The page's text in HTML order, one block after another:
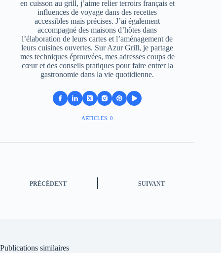
en cuisson au grill, j’aime relier terroirs français et
influences de voyage dans des recettes
accessibles mais précises. J’ai également
accompagné des maisons d’hôtes dans
l’élaboration de leurs cartes et l’aménagement de
leurs cuisines ouvertes. Sur Azur Grill, je partage
mes techniques éprouvées, mes adresses coups de
cœur et des conseils pratiques pour faire entrer la
gastronomie dans la vie quotidienne.
ARTICLES: 0
PRÉCÉDENT SUIVANT
Publications similaires